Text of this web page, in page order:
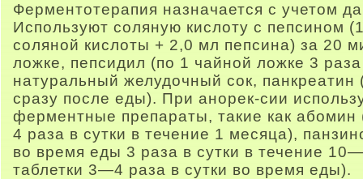
Ферментотерапия назначается с учетом
Используют соляную кислоту с пепсином
соляной кислоты + 2,0 мл пепсина) за 20
ложке, пепсидил (по 1 чайной ложке 3
натуральный желудочный сок, панкреатин
сразу после еды). При анорек-сии
ферментные препараты, такие как
4 раза в сутки в течение 1 месяца),
во время еды 3 раза в сутки в течение
таблетки 3—4 раза в сутки во время еды).